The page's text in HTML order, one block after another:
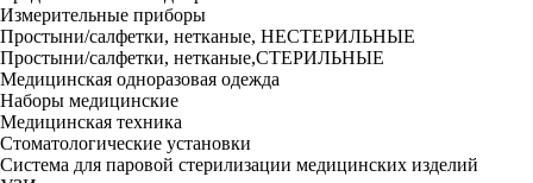
Измерительные приборы
Простыни/салфетки, нетканые, НЕСТЕРИЛЬНЫЕ
Простыни/салфетки, нетканые,СТЕРИЛЬНЫЕ
Медицинская одноразовая одежда
Наборы медицинские
Медицинская техника
Стоматологические установки
Система для паровой стерилизации медицинских изделий